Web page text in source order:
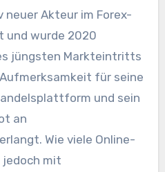
neuer Akteur im Forex-
und wurde 2020
jüngsten Markteintritts
für seine
und sein
an
Wie viele Online-
jedoch mit